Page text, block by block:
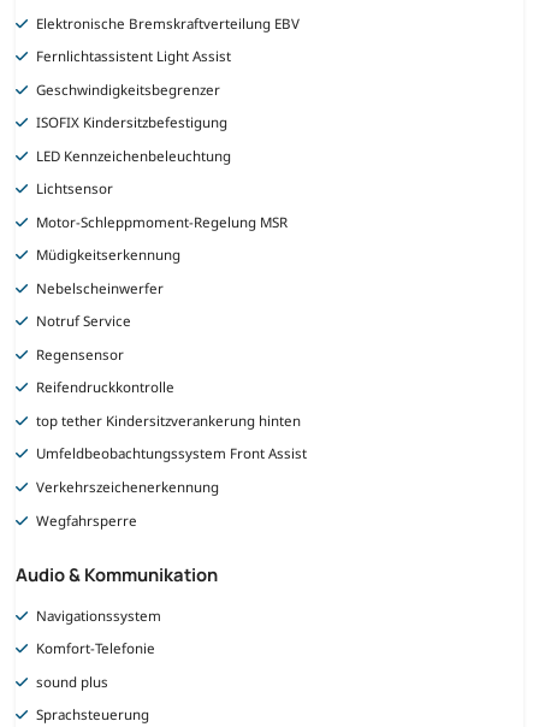
Elektronische Bremskraftverteilung EBV
Fernlichtassistent Light Assist
Geschwindigkeitsbegrenzer
ISOFIX Kindersitzbefestigung
LED Kennzeichenbeleuchtung
Lichtsensor
Motor-Schleppmoment-Regelung MSR
Müdigkeitserkennung
Nebelscheinwerfer
Notruf Service
Regensensor
Reifendruckkontrolle
top tether Kindersitzverankerung hinten
Umfeldbeobachtungssystem Front Assist
Verkehrszeichenerkennung
Wegfahrsperre
Audio & Kommunikation
Navigationssystem
Komfort-Telefonie
sound plus
Sprachsteuerung